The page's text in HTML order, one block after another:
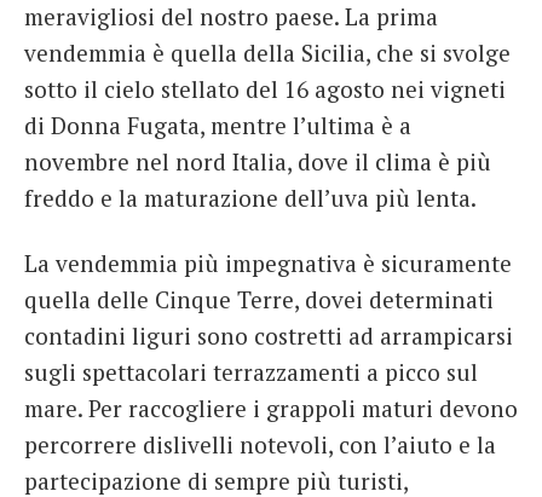
meravigliosi del nostro paese. La prima
vendemmia è quella della Sicilia, che si svolge
sotto il cielo stellato del 16 agosto nei vigneti
di Donna Fugata, mentre l’ultima è a
novembre nel nord Italia, dove il clima è più
freddo e la maturazione dell’uva più lenta.
La vendemmia più impegnativa è sicuramente
quella delle Cinque Terre, dovei determinati
contadini liguri sono costretti ad arrampicarsi
sugli spettacolari terrazzamenti a picco sul
mare. Per raccogliere i grappoli maturi devono
percorrere dislivelli notevoli, con l’aiuto e la
partecipazione di sempre più turisti,